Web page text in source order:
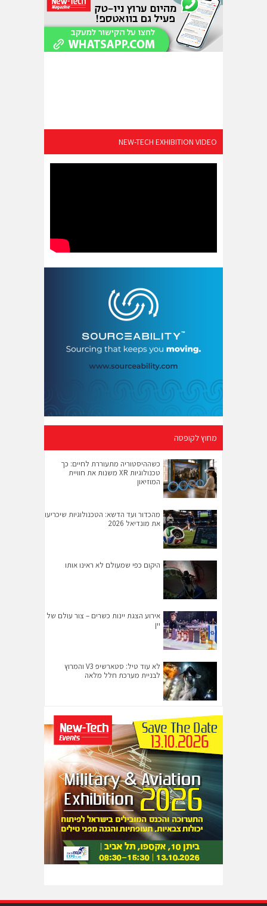
NEW-TECH EXHIBITION VIDEO
מחוץ לקופסה
כשההיסטוריה מתעוררת לחיים: כך
טכנולוגיות XR משנות את חוויית
המוזיאון
מהכדור ועד הדשא: הטכנולוגיות שיכריעו
את מונדיאל 2026
היקום כפי שמעולם לא ראינו אותו
אירוע הצגת יינות כשרים – צור עולם של
יין
לא עוד טיל: סטארשיפ V3 והמרוץ
לבניית מערכת חלל מלאה